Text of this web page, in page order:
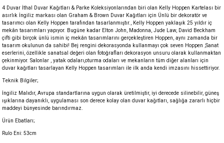
4 Duvar İthal Duvar Kağıtları & Parke Koleksiyonlarından biri olan Kelly Hoppen Kartelası bir
asırlık İngiliz markası olan Graham & Brown Duvar Kağıtları için Ünlü bir dekoratör ve
tasarımcı olan Kelly Hoppen tarafından tasarlanmıştır., Kelly Hoppen yaklaşık 25 yıldır iç
mekân tasarımları yapıyor. Bugüne kadar Elton John, Madonna, Jude Law, David Beckham
çifti gibi birçok ünlü ismin iç mekân tasarımlarını gerçekleştiren Hoppen, aynı zamanda bir
tasarım okulunun da sahibi! Bej rengini dekorasyonda kullanmayı çok seven Hoppen ,Sanat
eserlerini, özellikle sanatsal değeri olan fotoğrafları dekorasyon unsuru olarak kullanmaktan
çekinmiyor. Salonlar , yatak odaları,oturma odaları ve mekanların tüm diğer alanları için
duvar kağıtları tasarlayan Kelly Hoppen tasarımları ile ilk anda kendi imzasını hissettiriyor.
Teknik Bilgiler;
İngiliz Malıdır, Avrupa standartlarına uygun olarak üretilmiştir, iyi derecede silinebilir, güneş
ışıklarına dayanıklı, uygulaması son derece kolay olan duvar kağıtları, sağlığa zararlı hiçbir
maddeyi bünyesinde barındırmaz.
Ürün Ebatları;
Rulo Eni: 53cm